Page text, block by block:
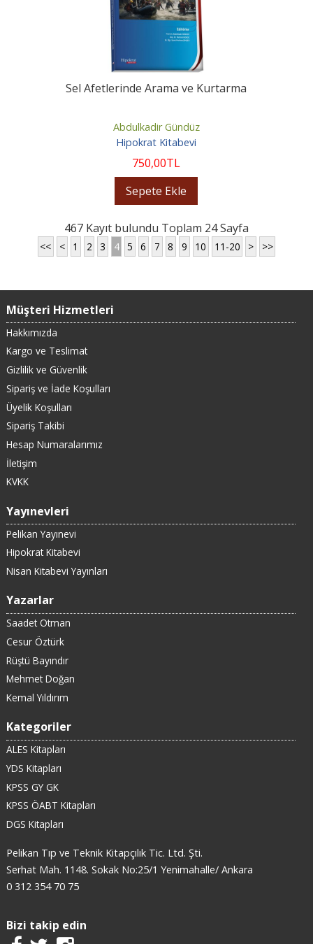
Sel Afetlerinde Arama ve Kurtarma
Abdulkadir Gündüz
Hipokrat Kitabevi
750,00TL
Sepete Ekle
467 Kayıt bulundu Toplam 24 Sayfa
<< < 1 2 3 4 5 6 7 8 9 10 11-20 > >>
Müşteri Hizmetleri
Hakkımızda
Kargo ve Teslimat
Gizlilik ve Güvenlik
Sipariş ve İade Koşulları
Üyelik Koşulları
Sipariş Takibi
Hesap Numaralarımız
İletişim
KVKK
Yayınevleri
Pelikan Yayınevi
Hipokrat Kitabevi
Nisan Kitabevi Yayınları
Yazarlar
Saadet Otman
Cesur Öztürk
Rüştü Bayındır
Mehmet Doğan
Kemal Yıldırım
Kategoriler
ALES Kitapları
YDS Kitapları
KPSS GY GK
KPSS ÖABT Kitapları
DGS Kitapları
Pelikan Tıp ve Teknik Kitapçılık Tic. Ltd. Şti.
Serhat Mah. 1148. Sokak No:25/1 Yenimahalle/ Ankara
0 312 354 70 75
Bizi takip edin